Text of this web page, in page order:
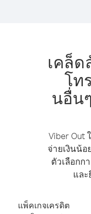
เคล็
โท
นอื่น
Viber Out
จ่ายเงินน้อ
ตัวเลือกก
และ
แพ็คเกจเครดิต